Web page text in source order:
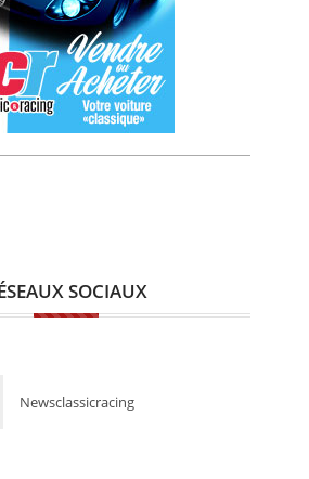
SOCIAUX
Newsclassicracing